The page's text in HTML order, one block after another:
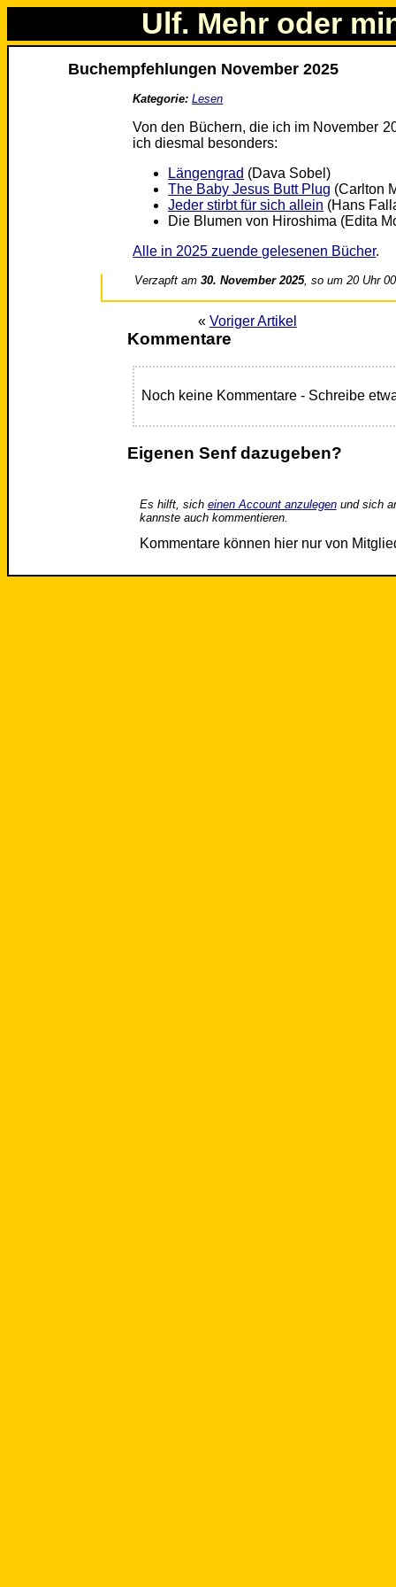
Ulf. Mehr oder
Buchempfehlungen November 2025
Kategorie: Lesen
Von den Büchern, die ich im November
ich diesmal besonders:
Längengrad (Dava Sobel)
The Baby Jesus Butt Plug (Carlton
Jeder stirbt für sich allein (Hans
Die Blumen von Hiroshima (Edita
Alle in 2025 zuende gelesenen Bücher.
Verzapft am30. November 2025, so um 20 Uhr 00
« Voriger Artikel
Kommentare
Noch keine Kommentare - Schreibe
Eigenen Senf dazugeben?
Es hilft, sich einen Account anzulegenund sich
kannste auch kommentieren.
Kommentare können hier nur von